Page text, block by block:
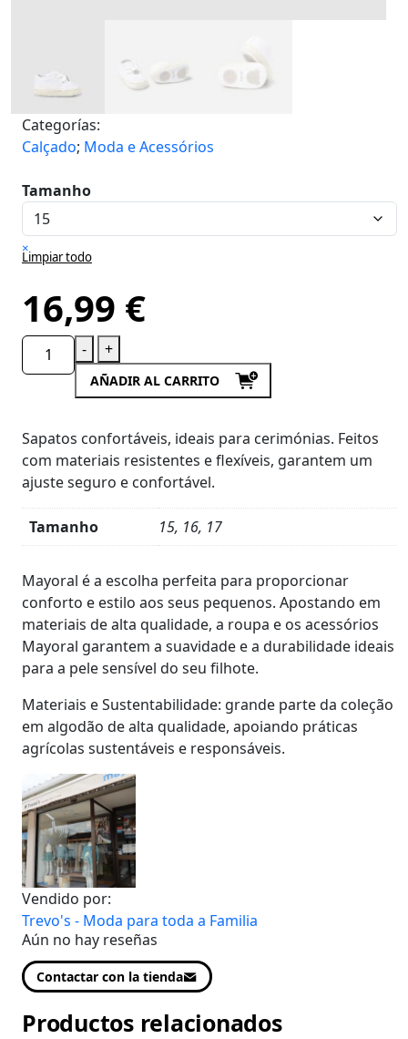
Categorías:
Calçado; Moda e Acessórios
Tamanho
×
Limpiar todo
16,99 €
- +
AÑADIR AL CARRITO
Sapatos confortáveis, ideais para cerimónias. Feitos
com materiais resistentes e flexíveis, garantem um
ajuste seguro e confortável.
Tamanho
15, 16, 17
del
producto
Mayoral é a escolha perfeita para proporcionar
conforto e estilo aos seus pequenos. Apostando em
materiais de alta qualidade, a roupa e os acessórios
Mayoral garantem a suavidade e a durabilidade ideais
para a pele sensível do seu filhote.
Materiais e Sustentabilidade: grande parte da coleção
em algodão de alta qualidade, apoiando práticas
agrícolas sustentáveis e responsáveis.
Vendido por:
Trevo's - Moda para toda a Familia
Aún no hay reseñas
Contactar con la tienda
Productos relacionados